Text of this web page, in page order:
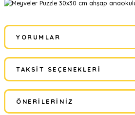
YORUMLAR
Bu ürüne ilk yorumu siz
Yorum Yaz
TAKSIT SEÇENEKLERI
ÖNERILERINIZ